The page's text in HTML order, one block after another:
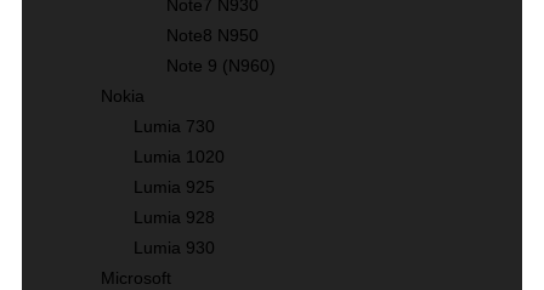
Note7 N930
Note8 N950
Note 9 (N960)
Nokia
Lumia 730
Lumia 1020
Lumia 925
Lumia 928
Lumia 930
Microsoft